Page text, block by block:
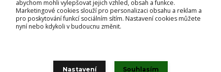
prodejna@potrebydivis.cz
abychom mohli vylepšovat jejich vzhled, obsah a funkce.
Marketingové cookies slouží pro personalizaci obsahu a reklam a
pro poskytování funkcí sociálním sítím. Nastavení cookies můžete
nyní nebo kdykoli v budoucnu změnit.
Nastavení Souhlasím